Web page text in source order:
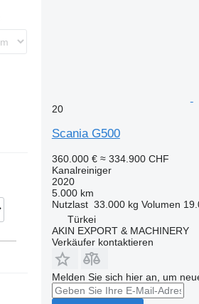
20
Scania G500
360.000 € ≈ 334.900 CHF
Kanalreiniger
2020
5.000 km
Nutzlast 33.000 kg Volumen
Türkei
AKIN EXPORT & MACHINERY
Verkäufer kontaktieren
Melden Sie sich hier an, um